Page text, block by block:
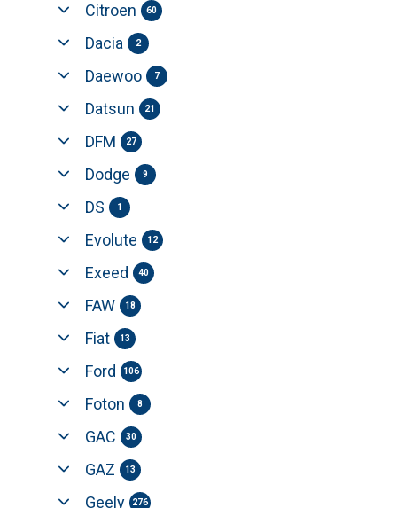
Citroen 60
Dacia 2
Daewoo 7
Datsun 21
DFM 27
Dodge 9
DS 1
Evolute 12
Exeed 40
FAW 18
Fiat 13
Ford 106
Foton 8
GAC 30
GAZ 13
Geely 276